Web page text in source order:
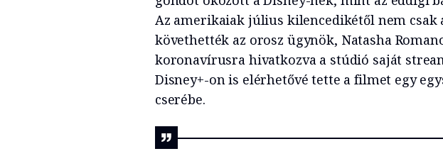
Az amerikaiak július kilencedikétől nem csak
követhették az orosz ügynök, Natasha
koronavírusra hivatkozva a stúdió saját
Disney+-on is elérhetővé tette a filmet egy
cserébe.